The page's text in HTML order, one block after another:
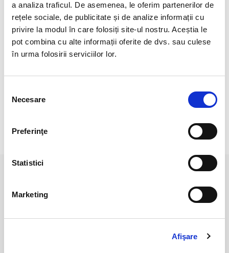
a analiza traficul. De asemenea, le oferim partenerilor de
rețele sociale, de publicitate și de analize informații cu
privire la modul în care folosiți site-ul nostru. Aceștia le
pot combina cu alte informații oferite de dvs. sau culese
în urma folosirii serviciilor lor.
consimțământului
Necesare
Preferinţe
Statistici
Marketing
Afişare
Cristal natural 100 %.
Cristal Unicat. Veti primi exact produsul din imagine.
Pozele sunt realizate cu aparat profesionist sub lumina alba.
mobilului/tableteli/laptopului dumneavoastra.
RECENZII CLIENTI